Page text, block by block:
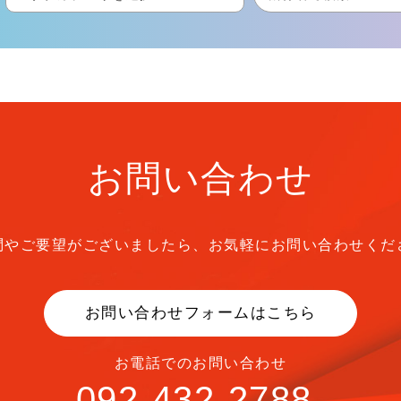
お問い合わせ
ご要望がございましたら、 お気軽にお問い合わせくだ
お問い合わせフォームはこちら
お電話でのお問い合わせ